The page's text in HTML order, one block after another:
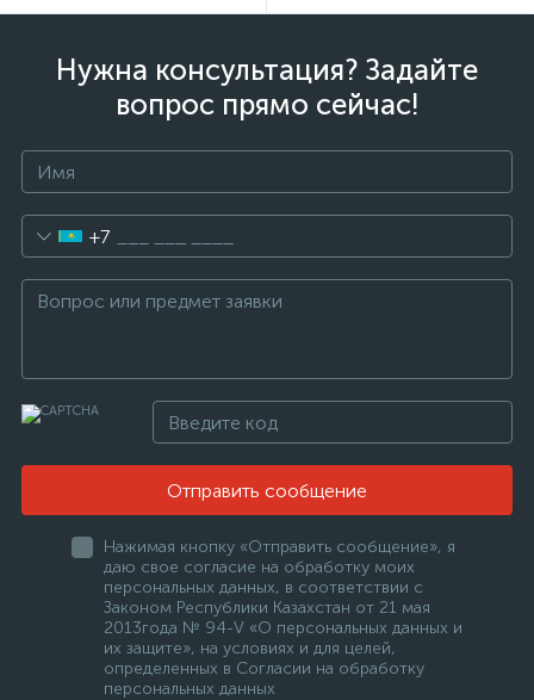
Нужна консультация? Задайте
вопрос прямо сейчас!
+7
Отправить сообщение
Нажимая кнопку «Отправить сообщение», я
даю свое согласие на обработку моих
персональных данных, в соответствии с
Законом Республики Казахстан от 21 мая
2013года № 94-V «О персональных данных и
их защите», на условиях и для целей,
определенных в Согласии на обработку
персональных данных